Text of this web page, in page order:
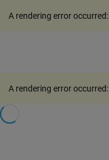
A rendering error occurred:
A rendering error occurred: